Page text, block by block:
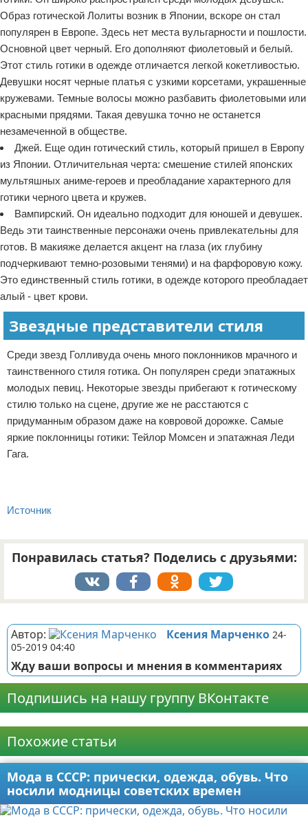
Образ готической Лолиты возник в Японии, вскоре он стал
популярен в Европе. Здесь нет места вульгарности и пошлости.
Основной цвет черный. Его дополняют фиолетовый и белый.
Этот стиль готики в одежде отличается легкой кокетливостью.
Девушки носят черные платья с узкими корсетами, украшенные
кружевами. Темные волосы можно разбавить фиолетовыми или
красными прядями. Такая девушка точно не останется
незамеченной в обществе.
Джей. Еще один готический стиль, который пришел в Европу
из Японии. Отличительная черта: смешение стилей японских
мультяшных аниме-героев и преобладание характерного для
готики черного цвета и кружев.
Вампирский. Он идеально подходит для юношей и девушек.
Ведь эти таинственные персонажи очень привлекательны для
готов. В макияже делается акцент на глаза (их глубину
подчеркивают темно-розовыми тенями) и на фарфоровую кожу.
Это единственный стиль готики, в одежде которого преобладает
алый - цвет крови.
Звездные представители стиля
Среди звезд Голливуда очень много поклонников мрачного и
таинственного стиля готика. Он популярен среди эпатажных
молодых певиц. Некоторые звезды прибегают к готическому
стилю только на сцене, другие же не расстаются с
придуманным образом даже на ковровой дорожке. Самые
яркие поклонницы готики: Тейлор Момсен и эпатажная Леди
Гага.
Источник
Понравилась статья? Поделись с друзьями:
Автор: Ксения Марченко 24-
05-2019 04:40
Жду ваши вопросы и мнения в комментариях
Подпишись на нашу группу ВКонтакте
Похожие статьи
Мода в СССР: прически, одежда, обувь. Что
носили модницы советских времен